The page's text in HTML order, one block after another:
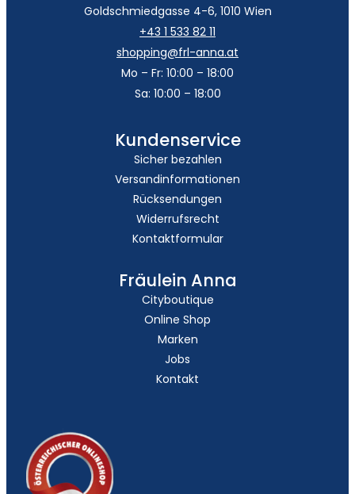
Goldschmiedgasse 4-6, 1010 Wien
+43 1 533 82 11
shopping@frl-anna.at
Mo – Fr: 10:00 – 18:00
Sa: 10:00 – 18:00
Kundenservice
Sicher bezahlen
Versandinformationen
Rücksendungen
Widerrufsrecht
Kontaktformular
Fräulein Anna
Cityboutique
Online Shop
Marken
Jobs
Kontakt